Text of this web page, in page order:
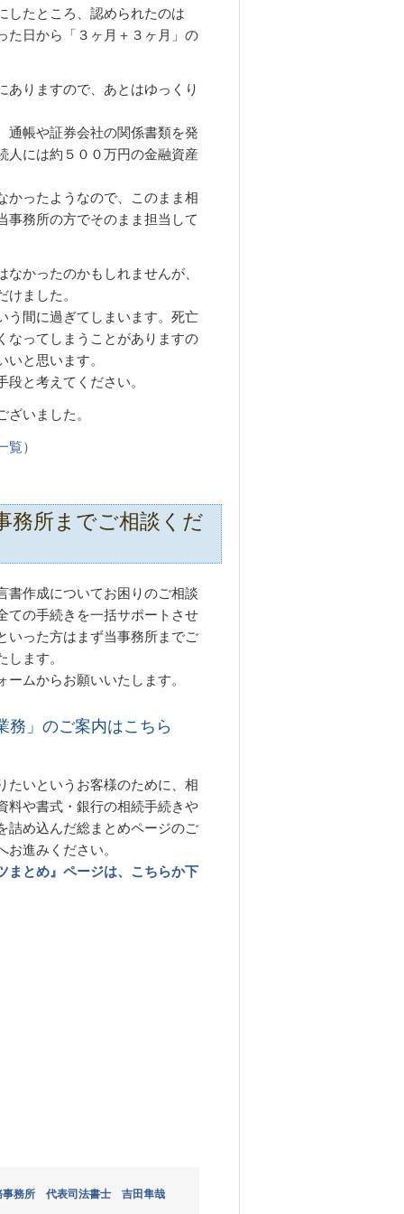
したところ、認められたのは
た日から「３ヶ月＋３ヶ月」の
ありますので、あとはゆっくり
通帳や証券会社の関係書類を発
人には約５００万円の金融資産
かったようなので、このまま相
事務所の方でそのまま担当して
かったのかもしれませんが、
ました。
う間に過ぎてしまいます。死亡
なってしまうことがありますの
と思います。
と考えてください。
いました。
）
務所までご相談くだ
書作成についてお困りのご相談
ての手続きを一括サポートさせ
いった方はまず当事務所までご
ます。
ムからお願いいたします。
務」のご案内はこちら
いというお客様のために、相
料や書式・銀行の相続手続きや
詰め込んだ総まとめページのご
進みください。
まとめ』ページは、こちらか下
事務所 代表司法書士 吉田隼哉